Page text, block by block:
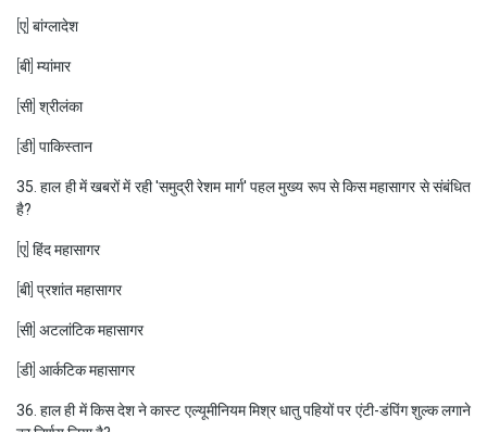
[ए] बांग्लादेश
[बी] म्यांमार
[सी] श्रीलंका
[डी] पाकिस्तान
35. हाल ही में खबरों में रही 'समुद्री रेशम मार्ग' पहल मुख्य रूप से किस महासागर से संबंधित
है?
[ए] हिंद महासागर
[बी] प्रशांत महासागर
[सी] अटलांटिक महासागर
[डी] आर्कटिक महासागर
36. हाल ही में किस देश ने कास्ट एल्यूमीनियम मिश्र धातु पहियों पर एंटी-डंपिंग शुल्क लगाने